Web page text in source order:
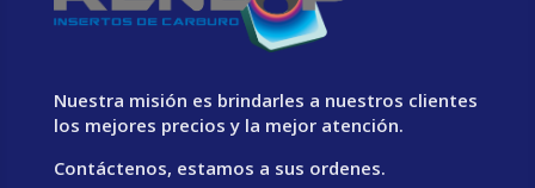
Nuestra misión es brindarles a nuestros clientes
los mejores precios y la mejor atención.
Contáctenos, estamos a sus ordenes.